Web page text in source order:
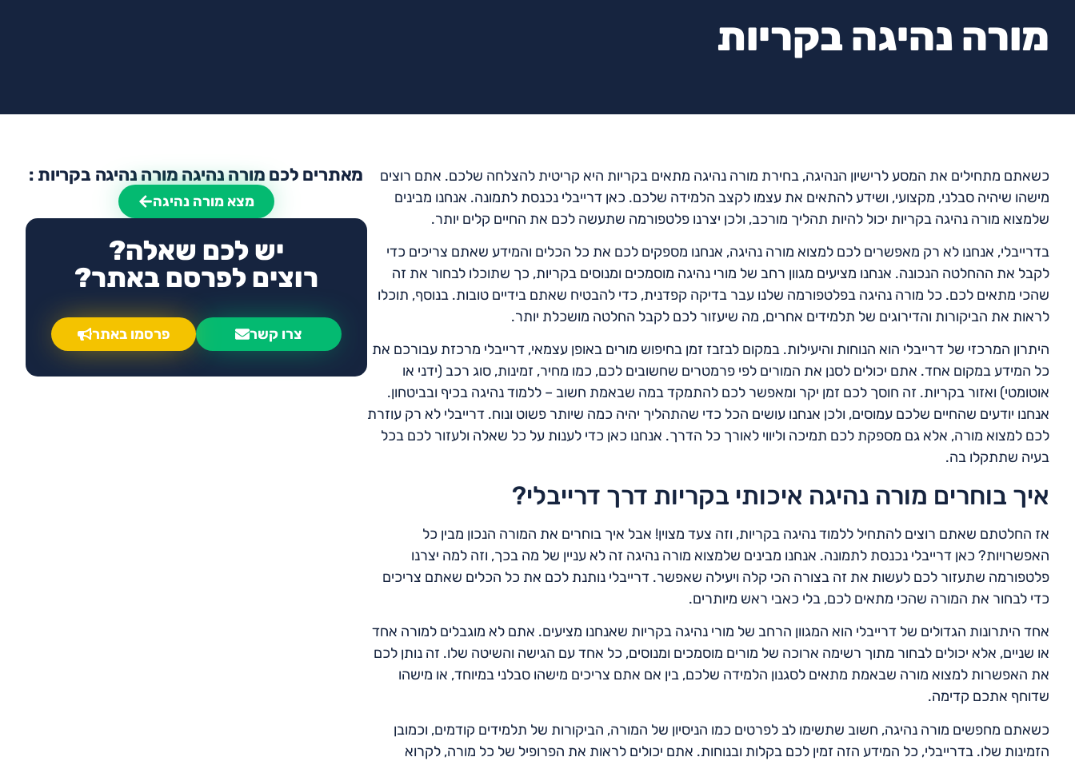
מורה נהיגה בקריות
כשאתם מתחילים את המסע לרישיון הנהיגה, בחירת מורה נהיגה מתאים בקריות היא קריטית להצלחה שלכם. אתם רוצים
מישהו שיהיה סבלני, מקצועי, ושידע להתאים את עצמו לקצב הלמידה שלכם. כאן דרייבלי נכנסת לתמונה. אנחנו מבינים
שלמצוא מורה נהיגה בקריות יכול להיות תהליך מורכב, ולכן יצרנו פלטפורמה שתעשה לכם את החיים קלים יותר.
בדרייבלי, אנחנו לא רק מאפשרים לכם למצוא מורה נהיגה, אנחנו מספקים לכם את כל הכלים והמידע שאתם צריכים כדי
לקבל את ההחלטה הנכונה. אנחנו מציעים מגוון רחב של מורי נהיגה מוסמכים ומנוסים בקריות, כך שתוכלו לבחור את זה
שהכי מתאים לכם. כל מורה נהיגה בפלטפורמה שלנו עבר בדיקה קפדנית, כדי להבטיח שאתם בידיים טובות. בנוסף, תוכלו
לראות את הביקורות והדירוגים של תלמידים אחרים, מה שיעזור לכם לקבל החלטה מושכלת יותר.
היתרון המרכזי של דרייבלי הוא הנוחות והיעילות. במקום לבזבז זמן בחיפוש מורים באופן עצמאי, דרייבלי מרכזת עבורכם את
כל המידע במקום אחד. אתם יכולים לסנן את המורים לפי פרמטרים שחשובים לכם, כמו מחיר, זמינות, סוג רכב (ידני או
אוטומטי) ואזור בקריות. זה חוסך לכם זמן יקר ומאפשר לכם להתמקד במה שבאמת חשוב – ללמוד נהיגה בכיף ובביטחון.
אנחנו יודעים שהחיים שלכם עמוסים, ולכן אנחנו עושים הכל כדי שהתהליך יהיה כמה שיותר פשוט ונוח. דרייבלי לא רק עוזרת
לכם למצוא מורה, אלא גם מספקת לכם תמיכה וליווי לאורך כל הדרך. אנחנו כאן כדי לענות על כל שאלה ולעזור לכם בכל
בעיה שתתקלו בה.
איך בוחרים מורה נהיגה איכותי בקריות דרך דרייבלי?
אז החלטתם שאתם רוצים להתחיל ללמוד נהיגה בקריות, וזה צעד מצוין! אבל איך בוחרים את המורה הנכון מבין כל
האפשרויות? כאן דרייבלי נכנסת לתמונה. אנחנו מבינים שלמצוא מורה נהיגה זה לא עניין של מה בכך, וזה למה יצרנו
פלטפורמה שתעזור לכם לעשות את זה בצורה הכי קלה ויעילה שאפשר. דרייבלי נותנת לכם את כל הכלים שאתם צריכים
כדי לבחור את המורה שהכי מתאים לכם, בלי כאבי ראש מיותרים.
אחד היתרונות הגדולים של דרייבלי הוא המגוון הרחב של מורי נהיגה בקריות שאנחנו מציעים. אתם לא מוגבלים למורה אחד
או שניים, אלא יכולים לבחור מתוך רשימה ארוכה של מורים מוסמכים ומנוסים, כל אחד עם הגישה והשיטה שלו. זה נותן לכם
את האפשרות למצוא מורה שבאמת מתאים לסגנון הלמידה שלכם, בין אם אתם צריכים מישהו סבלני במיוחד, או מישהו
שדוחף אתכם קדימה.
כשאתם מחפשים מורה נהיגה, חשוב שתשימו לב לפרטים כמו הניסיון של המורה, הביקורות של תלמידים קודמים, וכמובן
הזמינות שלו. בדרייבלי, כל המידע הזה זמין לכם בקלות ובנוחות. אתם יכולים לראות את הפרופיל של כל מורה, לקרוא
מאתרים לכם מורה נהיגה מורה נהיגה בקריות :
מצא מורה נהיגה
יש לכם שאלה?
רוצים לפרסם באתר?
צרו קשר פרסמו באתר